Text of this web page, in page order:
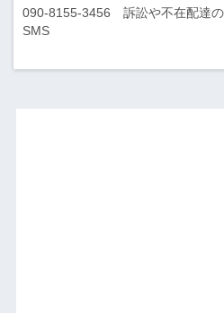
090-8155-3456 訴訟や不在配達の
SMS